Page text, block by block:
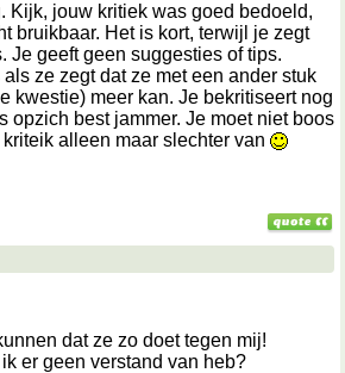
Kijk, jouw kritiek was goed bedoeld,
bruikbaar. Het is kort, terwijl je zegt
Je geeft geen suggesties of tips.
ze zegt dat ze met een ander stuk
kwestie) meer kan. Je bekritiseert nog
opzich best jammer. Je moet niet boos
alleen maar slechter van
dat ze zo doet tegen mij!
er geen verstand van heb?